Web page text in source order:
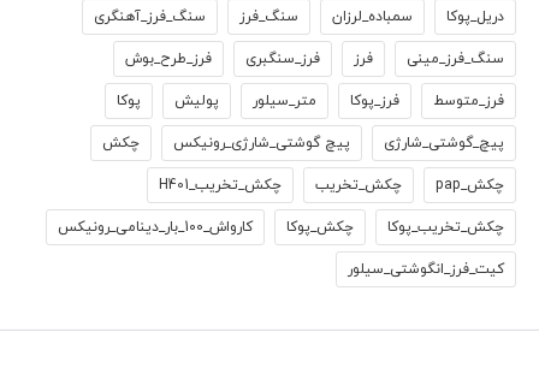
دریل_پوکا سمباده_لرزان سنگ_فرز سنگ_فرز_آهنگری
سنگ_فرز_مینی فرز فرز_سنگبری فرز_طرح_بوش
فرز_متوسط فرز_پوکا متر_سیلور پولیش پوکا
پیچ_گوشتی_شارژی پیچ گوشتی_شارژی_رونیکس چکش
چکش_pap چکش_تخریب چکش_تخریب_H401
چکش_تخریب_پوکا چکش_پوکا کارواش_100_بار_دینامی_رونیکس
کیت_فرز_انگوشتی_سیلور